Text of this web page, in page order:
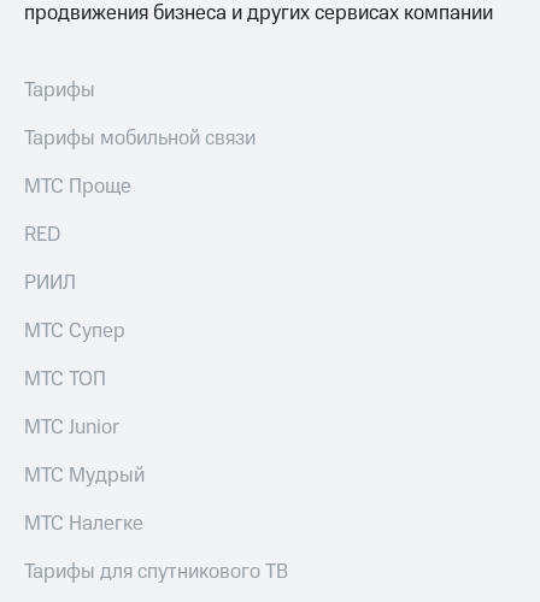
продвижения бизнеса и других сервисах компании
Тарифы
Тарифы мобильной связи
МТС Проще
RED
РИИЛ
МТС Супер
МТС ТОП
МТС Junior
МТС Мудрый
МТС Налегке
Тарифы для спутникового ТВ